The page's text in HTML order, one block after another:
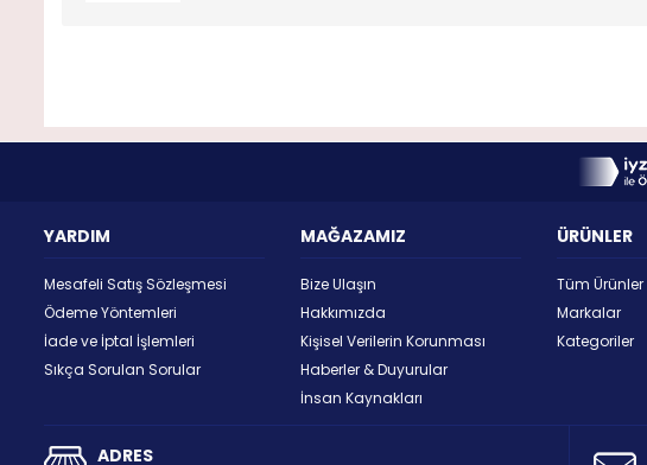
YARDIM
Mesafeli Satış Sözleşmesi
Ödeme Yöntemleri
İade ve İptal İşlemleri
Sıkça Sorulan Sorular
MAĞAZAMIZ
Bize Ulaşın
Hakkımızda
Kişisel Verilerin Korunması
Haberler & Duyurular
İnsan Kaynakları
ÜRÜNLER
Tüm Ürünler
Markalar
Kategoriler
ADRES